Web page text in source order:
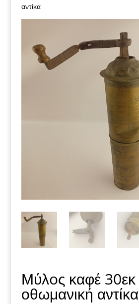
αντίκα
Μύλoς καφέ 30εκ
οθωμανική αντίκα